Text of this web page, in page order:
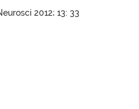
2012; 13: 33